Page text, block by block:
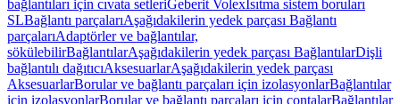
bağlantıları için cıvata setleriGeberit VolexIsıtma sistem boruları
SLBağlantı parçalarıAşağıdakilerin yedek parçası Bağlantı
parçalarıAdaptörler ve bağlantılar,
sökülebilirBağlantılarAşağıdakilerin yedek parçası BağlantılarDişli
bağlantılı dağıtıcıAksesuarlarAşağıdakilerin yedek parçası
AksesuarlarBorular ve bağlantı parçaları için izolasyonlarBağlantılar
için izolasyonlarBorular ve bağlantı parçaları için contalarBağlantılar